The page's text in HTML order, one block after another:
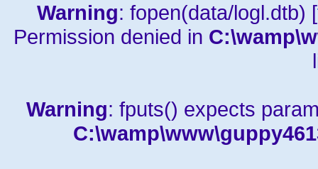
Warning: fopen(data/logl.dtb) [
Permission denied in
Warning: fputs() expects